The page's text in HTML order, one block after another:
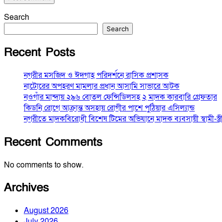
Search
Search
Recent Posts
নগরীর মসজিদ ও ঈদগাহ পরিদর্শনে রাসিক প্রশাসক
নাটোরের অপহরণ মামলার প্রধান আসামি সাভারে আটক
নওগাঁর মান্দায় ২৯৬ বোতল ফেন্সিডিলসহ ২ মাদক কারবারি গ্রেফতার
কিডনি রোগে আক্রান্ত অসহায় রোগীর পাশে পুঠিয়ার এসিল্যান্ড
নগরীতে মাদকবিরোধী বিশেষ টিমের অভিযানে মাদক ব্যবসায়ী স্বামী-স্ত্রী
Recent Comments
No comments to show.
Archives
August 2026